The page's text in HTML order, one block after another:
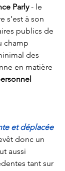
Parly - le
s’est à son
publics de
champ
des
en matière
et déplacée
donc un
aussi
tant sur